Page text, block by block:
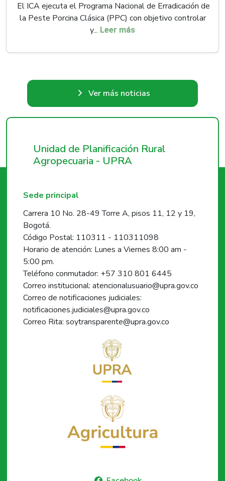
El ICA ejecuta el Programa Nacional de Erradicación de
la Peste Porcina Clásica (PPC) con objetivo controlar
y... Leer más
Ver más noticias
Unidad de Planificación Rural
Agropecuaria - UPRA
Sede principal
Carrera 10 No. 28-49 Torre A, pisos 11, 12 y 19,
Bogotá.
Código Postal: 110311 - 110311098
Horario de atención: Lunes a Viernes 8:00 am -
5:00 pm.
Teléfono conmutador: +57 310 801 6445
Correo institucional: atencionalusuario@upra.gov.co
Correo de notificaciones judiciales:
notificaciones.judiciales@upra.gov.co
Correo Rita: soytransparente@upra.gov.co